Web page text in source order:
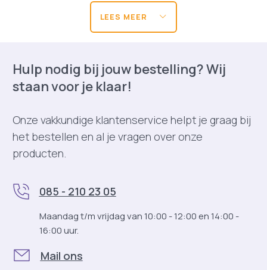
elektrische bediening.
Ze zijn uitstekend geschikt voor ruimtes waar natuurlijke
te verwijderen.
De voordelen van ventilatieramen:
1. Betere luchtkwaliteit
Door frisse lucht via het dak toe te laten, verbeteren
ventilatieramen de luchtcirculatie in gebouwen, waardoor
afgevangen. Dit draagt bij aan een gezonde en
productieve werkomgeving.
2. Natuurlijk ventileren zonder mechanische
Natuurlijke ventilatie verlaagt de afhankelijkheid van
LEES MEER
Hulp nodig bij jouw bestelling? Wij
staan voor je klaar!
Onze vakkundige klantenservice helpt je graag bij
het bestellen en al je vragen over onze
producten.
085 - 210 23 05
Maandag t/m vrijdag van 10:00 - 12:00 en 14:00 -
16:00 uur.
Mail ons